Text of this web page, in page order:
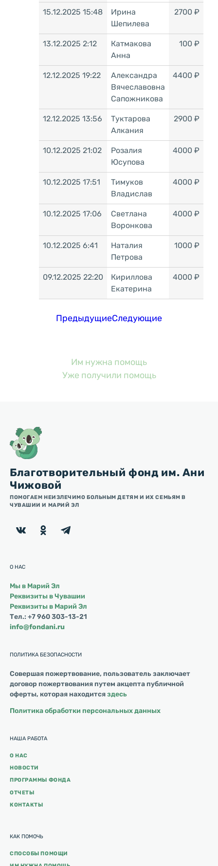
15.12.2025 15:48
Ирина
Шепилева
2700 ₽
13.12.2025 2:12
Катмакова
Анна
100 ₽
12.12.2025 19:22
Александра
Вячеславовна
Сапожникова
4400 ₽
12.12.2025 13:56
Туктарова
Алкания
2900 ₽
10.12.2025 21:02
Розалия
Юсупова
4000 ₽
10.12.2025 17:51
Тимуков
Владислав
4000 ₽
10.12.2025 17:06
Светлана
Воронкова
4000 ₽
10.12.2025 6:41
Наталия
Петрова
1000 ₽
09.12.2025 22:20
Кириллова
Екатерина
4000 ₽
ПредыдущиеСледующие
Им нужна помощь
Уже получили помощь
Благотворительный фонд им. Ани
Чижовой
ПОМОГАЕМ НЕИЗЛЕЧИМО БОЛЬНЫМ ДЕТЯМ И ИХ СЕМЬЯМ В
ЧУВАШИИ И МАРИЙ ЭЛ
О НАС
Мы в Марий Эл
Реквизиты в Чувашии
Реквизиты в Марий Эл
Тел.: +7 960 303-13-21
info@fondani.ru
НАША РАБОТА
О НАС
НОВОСТИ
ПРОГРАММЫ ФОНДА
ОТЧЕТЫ
КОНТАКТЫ
КАК ПОМОЧЬ
СПОСОБЫ ПОМОЩИ
ПОЛИТИКА БЕЗОПАСНОСТИ
Совершая пожертвование, пользователь заключает
договор пожертвования путем акцепта публичной
оферты, которая находитсяздесь
Политика обработки персональных данных